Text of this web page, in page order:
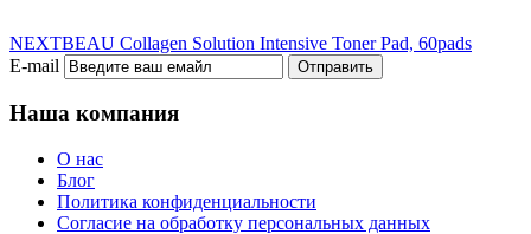
NEXTBEAU Collagen Solution Intensive Toner Pad, 60pads
E-mail
Отправить
Наша компания
О нас
Блог
Политика конфиденциальности
Согласие на обработку персональных данных